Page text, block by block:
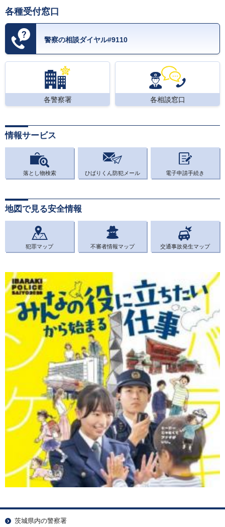
各種受付窓口
警察の相談ダイヤル#9110
各警察署 各相談窓口
情報サービス
落とし物検索 ひばりくん防犯メール 電子申請手続き
地図で見る安全情報
犯罪マップ 不審者情報マップ 交通事故発生マップ
茨城県内の警察署